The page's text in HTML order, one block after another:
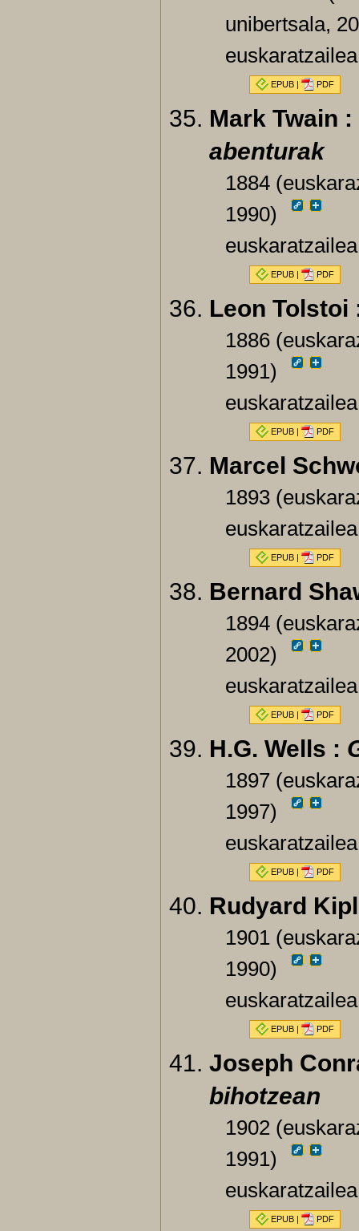
unibertsala,
EPUB| PDF
Mark Twain :
abenturak
1884
1990)
EPUB| PDF
Leon
1886
1991)
EPUB| PDF
Marcel
1893
EPUB| PDF
Bernard
1894
2002)
EPUB| PDF
H.G. Wells :
1897
1997)
EPUB| PDF
Rudyard
1901
1990)
EPUB| PDF
Joseph
bihotzean
1902
1991)
EPUB| PDF